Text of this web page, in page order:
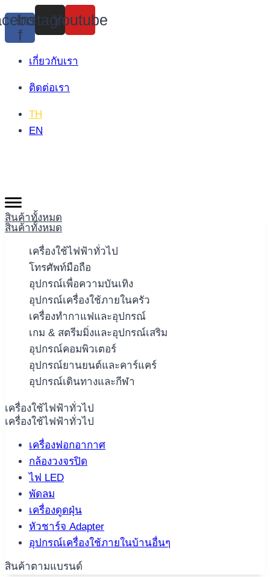
Skip
to
content
f
Instagram
Youtube
เกี่ยวกับเรา
ติดต่อเรา
TH
EN
สินค้าทั้งหมด
สินค้าทั้งหมด
เครื่องใช้ไฟฟ้าทั่วไป
โทรศัพท์มือถือ
อุปกรณ์เพื่อความบันเทิง
อุปกรณ์เครื่องใช้ภายในครัว
เครื่องทำกาแฟและอุปกรณ์
เกม & สตรีมมิ่งและอุปกรณ์เสริม
อุปกรณ์คอมพิวเตอร์
อุปกรณ์ยานยนต์และคาร์แคร์
อุปกรณ์เดินทางและกีฬา
เครื่องใช้ไฟฟ้าทั่วไป
เครื่องใช้ไฟฟ้าทั่วไป
เครื่องฟอกอากาศ
กล้องวงจรปิด
ไฟ LED
พัดลม
เครื่องดูดฝุ่น
หัวชาร์จ Adapter
อุปกรณ์เครื่องใช้ภายในบ้านอื่นๆ
สินค้าตามแบรนด์